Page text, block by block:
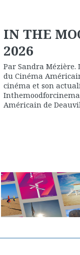
IN THE
2026
Par Sandra
du Cinéma
cinéma et son
Américain de